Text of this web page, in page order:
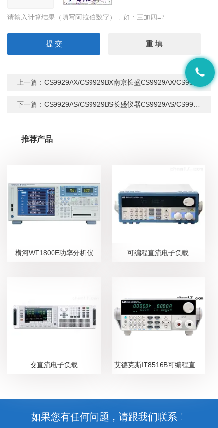
请输入计算结果（填写阿拉伯数字），如：三加四=7
上一篇：CS9929AX/CS9929BX南京长盛CS9929AX/CS9929BX 多路安规测试仪
下一篇：CS9929AS/CS9929BS长盛仪器CS9929AS/CS9929BS多路安规测试仪
推荐产品
横河WT1800E功率分析仪 可编程直流电子负载
交直流电子负载
如果您有任何问题，请跟我们联系！